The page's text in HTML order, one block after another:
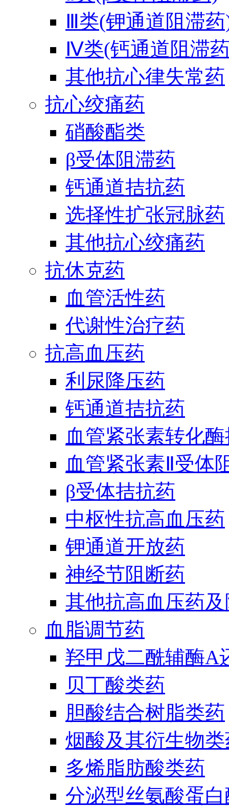
Ⅲ类(钾通道阻滞
Ⅳ类(钙通道阻滞
其他抗心律失常药
抗心绞痛药
硝酸酯类
β受体阻滞药
钙通道拮抗药
选择性扩张冠脉药
其他抗心绞痛药
抗休克药
血管活性药
代谢性治疗药
抗高血压药
利尿降压药
钙通道拮抗药
血管紧张素转化
血管紧张素Ⅱ受体
β受体拮抗药
中枢性抗高血压药
钾通道开放药
神经节阻断药
其他抗高血压药
血脂调节药
羟甲戊二酰辅酶A
贝丁酸类药
胆酸结合树脂类药
烟酸及其衍生物
多烯脂肪酸类药
分泌型丝氨酸蛋